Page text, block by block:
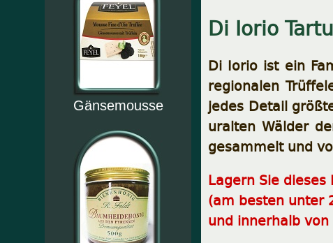
Gänsemousse
Di Iorio
Di Iorio ist ein
regionalen
jedes Detail
uralten Wälder
gesammelt und
Lagern Sie
(am besten unter
und innerhalb